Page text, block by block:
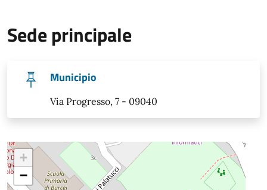
Sede principale
Municipio
Via Progresso, 7 - 09040
+
−